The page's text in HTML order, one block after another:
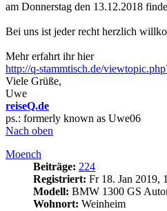
am Donnerstag den 13.12.2018
Bei uns ist jeder recht herzlich
Mehr erfahrt ihr hier
http://q-stammtisch.de/
Viele Grüße,
Uwe
reiseQ.de
ps.: formerly known as Uwe06
Nach oben
Moench
Beiträge: 224
Registriert: Fr 18. Jan 2019,
Modell: BMW 1300 GS
Wohnort: Weinheim